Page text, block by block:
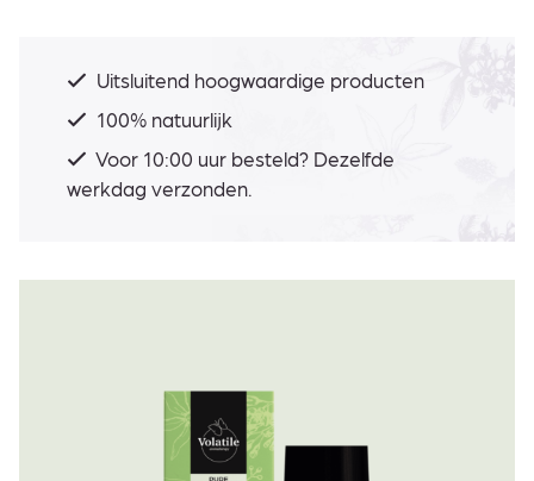
Uitsluitend hoogwaardige producten
100% natuurlijk
Voor 10:00 uur besteld? Dezelfde
werkdag verzonden.